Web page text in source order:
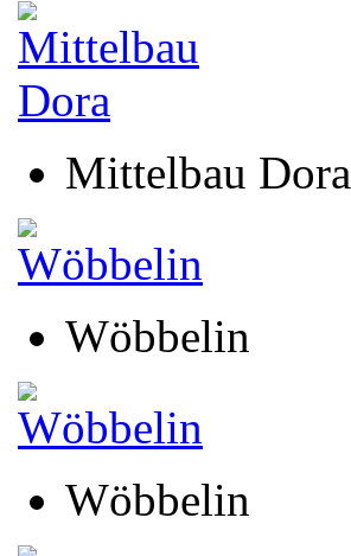
Mittelbau Dora
Wöbbelin
Wöbbelin